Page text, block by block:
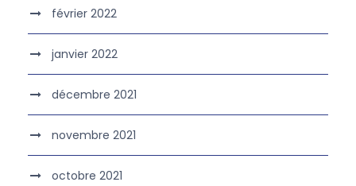
février 2022
janvier 2022
décembre 2021
novembre 2021
octobre 2021